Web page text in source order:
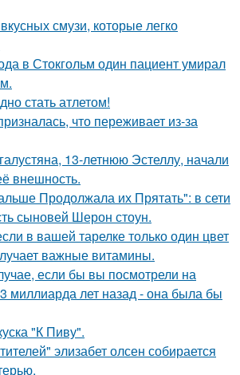
смузи, которые легко
в Стокгольм один пациент умирал
стать атлетом!
что переживает из-за
13-летнюю Эстеллу, начали
внешность.
Продолжала их Прятать": в сети
сыновей Шерон стоун.
в вашей тарелке только один цвет
важные витамины.
если бы вы посмотрели на
миллиарда лет назад - она была бы
"К Пиву".
элизабет олсен собирается